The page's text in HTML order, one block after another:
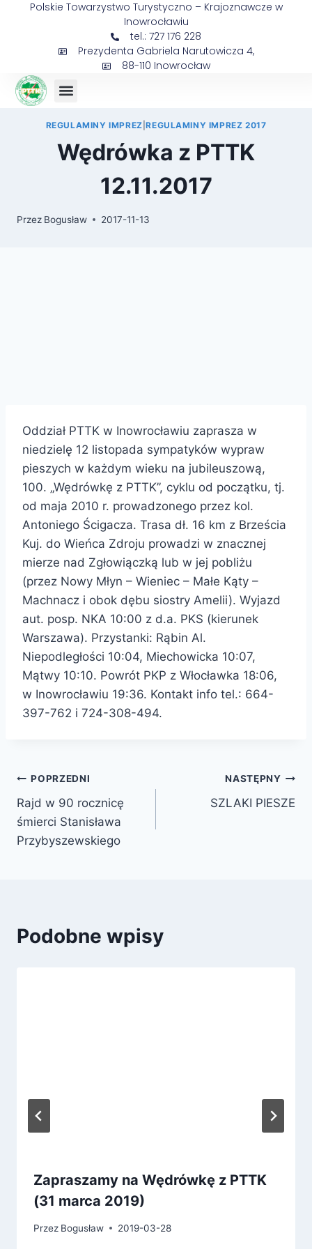
Polskie Towarzystwo Turystyczno – Krajoznawcze w
Inowrocławiu
tel.: 727 176 228
Prezydenta Gabriela Narutowicza 4,
88-110 Inowrocław
REGULAMINY IMPREZ |REGULAMINY IMPREZ 2017
Wędrówka z PTTK
12.11.2017
Przez Bogusław 2017-11-13
Oddział PTTK w Inowrocławiu zaprasza w
niedzielę 12 listopada sympatyków wypraw
pieszych w każdym wieku na jubileuszową,
100. „Wędrówkę z PTTK”, cyklu od początku, tj.
od maja 2010 r. prowadzonego przez kol.
Antoniego Ścigacza. Trasa dł. 16 km z Brześcia
Kuj. do Wieńca Zdroju prowadzi w znacznej
mierze nad Zgłowiączką lub w jej pobliżu
(przez Nowy Młyn – Wieniec – Małe Kąty –
Machnacz i obok dębu siostry Amelii). Wyjazd
aut. posp. NKA 10:00 z d.a. PKS (kierunek
Warszawa). Przystanki: Rąbin Al.
Niepodległości 10:04, Miechowicka 10:07,
Mątwy 10:10. Powrót PKP z Włocławka 18:06,
w Inowrocławiu 19:36. Kontakt info tel.: 664-
397-762 i 724-308-494.
POPRZEDNI
Rajd w 90 rocznicę
śmierci Stanisława
Przybyszewskiego
NASTĘPNY
SZLAKI PIESZE
Podobne wpisy
Zapraszamy na Wędrówkę z PTTK
(31 marca 2019)
Przez Bogusław 2019-03-28